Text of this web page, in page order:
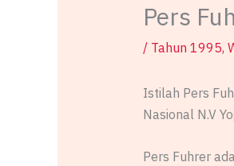
Pers
/ Tahun 1995,
Istilah Pers
Nasional N.V
Pers Fuhrer